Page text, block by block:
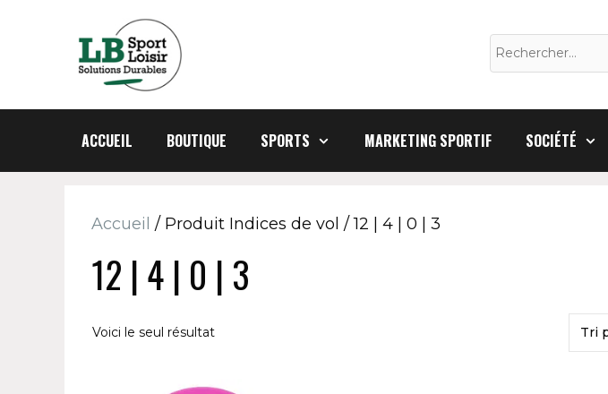
Rechercher :
ACCUEIL BOUTIQUE SPORTS MARKETING SPORTIF SOCIÉTÉ
Accueil / Produit Indices de vol / 12 | 4 | 0 | 3
12 | 4 | 0 | 3
Voici le seul résultat